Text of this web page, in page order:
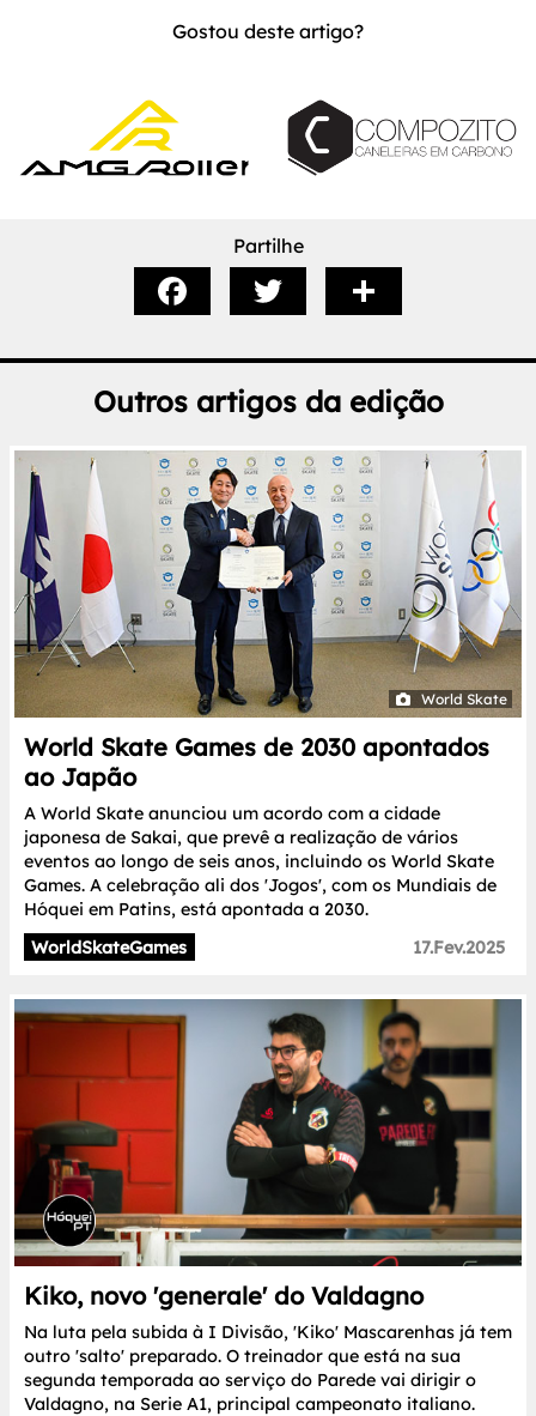
Gostou deste artigo?
Partilhe
Outros artigos da edição
World Skate
World Skate Games de 2030 apontados
ao Japão
A World Skate anunciou um acordo com a cidade
japonesa de Sakai, que prevê a realização de vários
eventos ao longo de seis anos, incluindo os World Skate
Games. A celebração ali dos 'Jogos', com os Mundiais de
Hóquei em Patins, está apontada a 2030.
WorldSkateGames
17.Fev.2025
Kiko, novo 'generale' do Valdagno
Na luta pela subida à I Divisão, 'Kiko' Mascarenhas já tem
outro 'salto' preparado. O treinador que está na sua
segunda temporada ao serviço do Parede vai dirigir o
Valdagno, na Serie A1, principal campeonato italiano.